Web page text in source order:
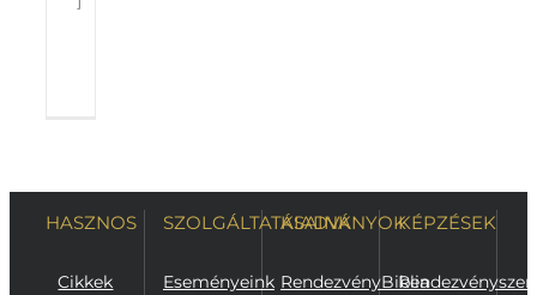
HASZNOS
Cikkek
SZOLGÁLTATÁSAINK
Eseményeink
KIADVÁNYOK
RendezvényBiblia
KÉPZÉSEK